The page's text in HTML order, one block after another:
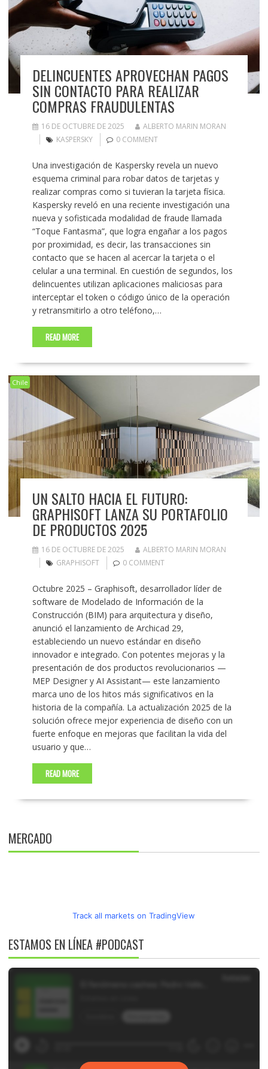
DELINCUENTES APROVECHAN PAGOS
SIN CONTACTO PARA REALIZAR
COMPRAS FRAUDULENTAS
16 DE OCTUBRE DE 2025
ALBERTO MARIN MORAN
KASPERSKY
0 COMMENT
Una investigación de Kaspersky revela un nuevo
esquema criminal para robar datos de tarjetas y
realizar compras como si tuvieran la tarjeta física.
Kaspersky reveló en una reciente investigación una
nueva y sofisticada modalidad de fraude llamada
“Toque Fantasma”, que logra engañar a los pagos
por proximidad, es decir, las transacciones sin
contacto que se hacen al acercar la tarjeta o el
celular a una terminal. En cuestión de segundos, los
delincuentes utilizan aplicaciones maliciosas para
interceptar el token o código único de la operación
y retransmitirlo a otro teléfono,…
READ MORE
Chile
UN SALTO HACIA EL FUTURO:
GRAPHISOFT LANZA SU PORTAFOLIO
DE PRODUCTOS 2025
16 DE OCTUBRE DE 2025
ALBERTO MARIN MORAN
GRAPHISOFT
0 COMMENT
Octubre 2025 – Graphisoft, desarrollador líder de
software de Modelado de Información de la
Construcción (BIM) para arquitectura y diseño,
anunció el lanzamiento de Archicad 29,
estableciendo un nuevo estándar en diseño
innovador e integrado. Con potentes mejoras y la
presentación de dos productos revolucionarios —
MEP Designer y AI Assistant— este lanzamiento
marca uno de los hitos más significativos en la
historia de la compañía. La actualización 2025 de la
solución ofrece mejor experiencia de diseño con un
fuerte enfoque en mejoras que facilitan la vida del
usuario y que…
READ MORE
MERCADO
Track all markets on TradingView
ESTAMOS EN LÍNEA #PODCAST